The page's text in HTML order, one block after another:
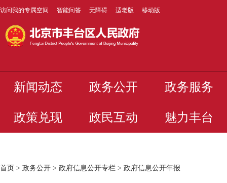
访问我的专属空间 智能问答 无障碍 适老版 移动版
新闻动态 政务公开 政务服务
政策兑现 政民互动 魅力丰台
首页 > 政务公开 > 政府信息公开专栏 > 政府信息公开年报